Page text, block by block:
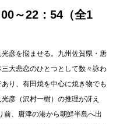
～22：54（全1
彦を悩ませる。九州佐賀県・唐
大悲恋のひとつとして数々詠わ
り、有田焼を中心に焼き物でも
彦（沢村一樹）の推理が冴え
前、唐津の港から朝鮮半島へ出